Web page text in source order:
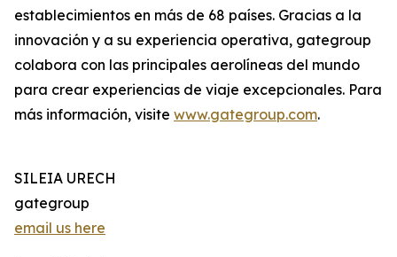
establecimientos en más de 68 países. Gracias a la
innovación y a su experiencia operativa, gategroup
colabora con las principales aerolíneas del mundo
para crear experiencias de viaje excepcionales. Para
más información, visite www.gategroup.com.
SILEIA URECH
gategroup
email us here